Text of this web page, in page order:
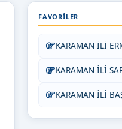
FAVORILER